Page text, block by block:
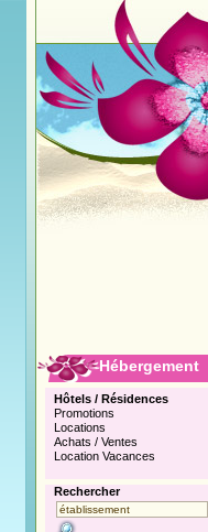
Hébergement
Hôtels / Résidences
Promotions
Locations
Achats / Ventes
Location Vacances
Rechercher